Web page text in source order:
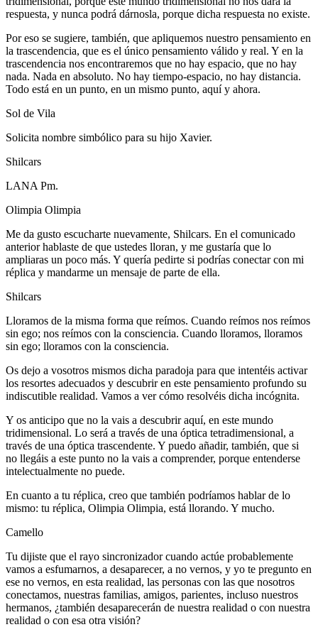
respuesta, y nunca podrá dárnosla, porque dicha respuesta no existe.
Por eso se sugiere, también, que apliquemos nuestro pensamiento en
la trascendencia, que es el único pensamiento válido y real. Y en la
trascendencia nos encontraremos que no hay espacio, que no hay
nada. Nada en absoluto. No hay tiempo-espacio, no hay distancia.
Todo está en un punto, en un mismo punto, aquí y ahora.
Sol de Vila
Solicita nombre simbólico para su hijo Xavier.
Shilcars
LANA Pm.
Olimpia Olimpia
Me da gusto escucharte nuevamente, Shilcars. En el comunicado
anterior hablaste de que ustedes lloran, y me gustaría que lo
ampliaras un poco más. Y quería pedirte si podrías conectar con mi
réplica y mandarme un mensaje de parte de ella.
Shilcars
Lloramos de la misma forma que reímos. Cuando reímos nos reímos
sin ego; nos reímos con la consciencia. Cuando lloramos, lloramos
sin ego; lloramos con la consciencia.
Os dejo a vosotros mismos dicha paradoja para que intentéis activar
los resortes adecuados y descubrir en este pensamiento profundo su
indiscutible realidad. Vamos a ver cómo resolvéis dicha incógnita.
Y os anticipo que no la vais a descubrir aquí, en este mundo
tridimensional. Lo será a través de una óptica tetradimensional, a
través de una óptica trascendente. Y puedo añadir, también, que si
no llegáis a este punto no la vais a comprender, porque entenderse
intelectualmente no puede.
En cuanto a tu réplica, creo que también podríamos hablar de lo
mismo: tu réplica, Olimpia Olimpia, está llorando. Y mucho.
Camello
Tu dijiste que el rayo sincronizador cuando actúe probablemente
vamos a esfumarnos, a desaparecer, a no vernos, y yo te pregunto en
ese no vernos, en esta realidad, las personas con las que nosotros
conectamos, nuestras familias, amigos, parientes, incluso nuestros
hermanos, ¿también desaparecerán de nuestra realidad o con nuestra
realidad o con esa otra visión?